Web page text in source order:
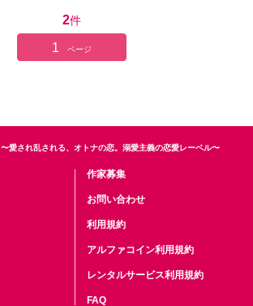
2件
1 ページ
〜愛され乱される、オトナの恋。溺愛主義の恋愛レーベル〜
作家募集
お問い合わせ
利用規約
アルファコイン利用規約
レンタルサービス利用規約
FAQ